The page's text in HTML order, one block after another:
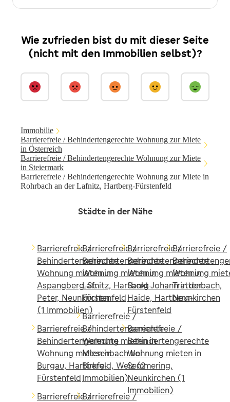
Wie zufrieden bist du mit dieser Seite
(nicht mit den Immobilien selbst)?
Immobilie
Barrierefreie / Behindertengerechte Wohnung zur Miete
in Österreich
Barrierefreie / Behindertengerechte Wohnung zur Miete
in Steiermark
Barrierefreie / Behindertengerechte Wohnung zur Miete in
Rohrbach an der Lafnitz, Hartberg-Fürstenfeld
Städte in der Nähe
Barrierefreie /
Behindertengerechte
Wohnung mieten in
Aspangberg-St.
Peter, Neunkirchen
(1 Immobilien)
Barrierefreie /
Behindertengerechte
Wohnung mieten in
Burgau, Hartberg-
Fürstenfeld
Barrierefreie /
Barrierefreie /
Behindertengerechte
Wohnung mieten in
Lafnitz, Hartberg-
Fürstenfeld
Barrierefreie /
Behindertengerechte
Wohnung mieten in
Miesenbach bei
Birkfeld, Weiz (2
Immobilien)
Barrierefreie /
Barrierefreie /
Behindertengerechte
Wohnung mieten in
Sankt Johann in der
Haide, Hartberg-
Fürstenfeld
Barrierefreie /
Behindertengerechte
Wohnung mieten in
Semmering,
Neunkirchen (1
Immobilien)
Barrierefreie /
Wohnung
Trattenbach,
Neunkirchen